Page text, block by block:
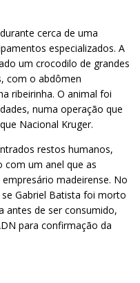
cerca de uma
especializados. A
um crocodilo de grandes
com o abdômen
ribeirinha. O animal foi
numa operação que
Nacional Kruger.
restos humanos,
com um anel que as
madeirense. No
Gabriel Batista foi morto
antes de ser consumido,
para confirmação da